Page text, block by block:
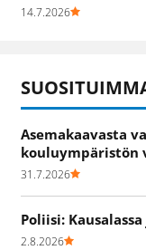
14.7.2026
Asemakaavasta
kouluympäristön
31.7.2026
Poliisi:
2.8.2026